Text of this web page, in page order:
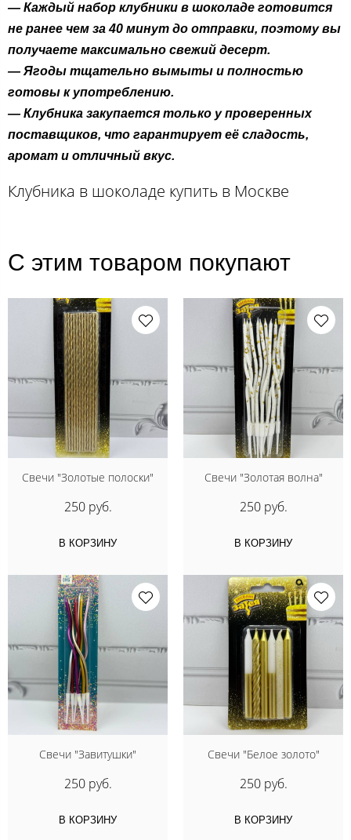
— Каждый набор клубники в шоколаде готовится
не ранее чем за 40 минут до отправки, поэтому вы
получаете максимально свежий десерт.
— Ягоды тщательно вымыты и полностью
готовы к употреблению.
— Клубника закупается только у проверенных
поставщиков, что гарантирует её сладость,
аромат и отличный вкус.
Клубника в шоколаде купить в Москве
С этим товаром покупают
Свечи "Золотые полоски"
250 руб.
В КОРЗИНУ
Свечи "Золотая волна"
250 руб.
В КОРЗИНУ
Свечи "Завитушки"
250 руб.
В КОРЗИНУ
Свечи "Белое золото"
250 руб.
В КОРЗИНУ